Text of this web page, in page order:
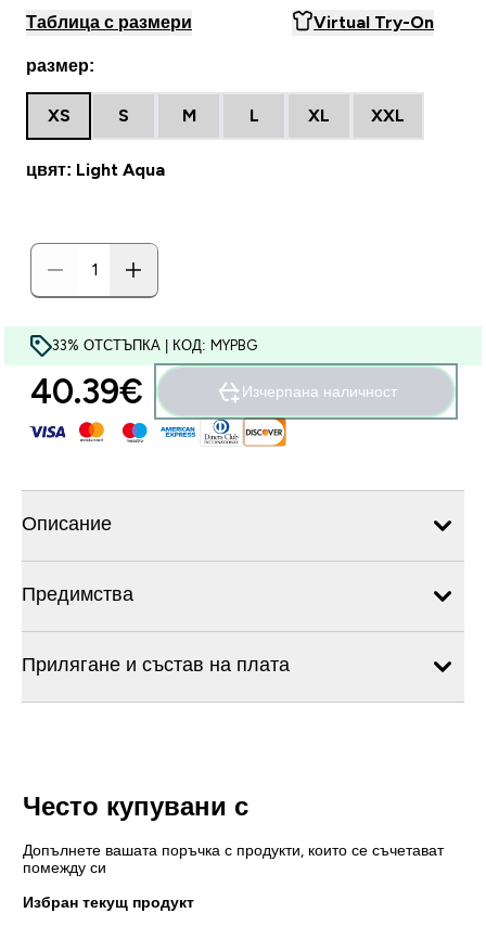
Таблица с размери Virtual Try-On
размер:
XS S M L XL XXL
цвят: Light Aqua
33% ОТСТЪПКА | КОД: MYPBG
40.39€‎ Изчерпана наличност
Описание
Предимства
Прилягане и състав на плата
Често купувани с
Допълнете вашата поръчка с продукти, които се съчетават
помежду си
Избран текущ продукт